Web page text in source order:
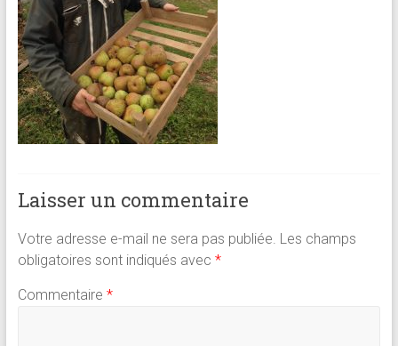
Laisser un commentaire
Votre adresse e-mail ne sera pas publiée. Les champs
obligatoires sont indiqués avec *
Commentaire *